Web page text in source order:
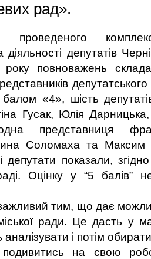
рад».
проведеного
депутатів
року повноважень
«4», шість
Гусак, Юлія
представниця
Соломаха та Максим
показали,
Оцінку у “5 балів”
тим, що дає
ради. Це дасть у
і потім
на свою